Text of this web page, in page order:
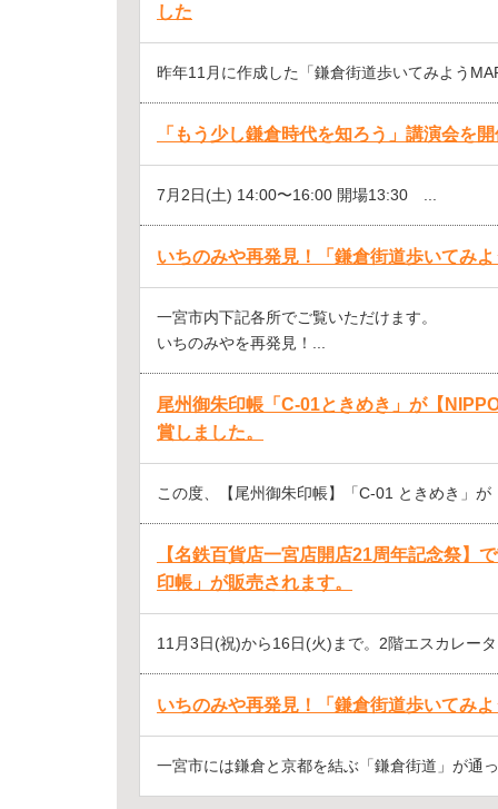
した
昨年11月に作成した「鎌倉街道歩いてみよう
「もう少し鎌倉時代を知ろう」講演会を
7月2日(土) 14:00〜16:00 開場13:30 ...
いちのみや再発見！「鎌倉街道歩いてみ
一宮市内下記各所でご覧いただけます。
いちのみやを再発見！...
尾州御朱印帳「C-01ときめき」が【
賞しました。
この度、【尾州御朱印帳】「C-01 ときめき」が
【名鉄百貨店一宮店開店21周年記念祭】
印帳」が販売されます。
11月3日(祝)から16日(火)まで。2階エスカレー
いちのみや再発見！「鎌倉街道歩いてみ
一宮市には鎌倉と京都を結ぶ「鎌倉街道」が通